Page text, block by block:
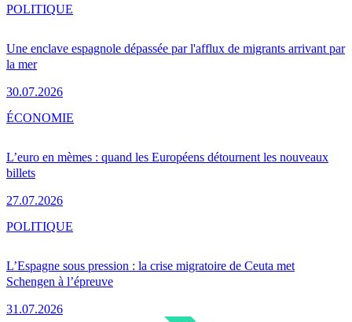
Une enclave espagnole dépassée par l'afflux de migrants arrivant par
la mer
30.07.2026
POLITIQUE
L’euro en mèmes : quand les Européens détournent les nouveaux
billets
27.07.2026
ÉCONOMIE
L’Espagne sous pression : la crise migratoire de Ceuta met
Schengen à l’épreuve
31.07.2026
POLITIQUE